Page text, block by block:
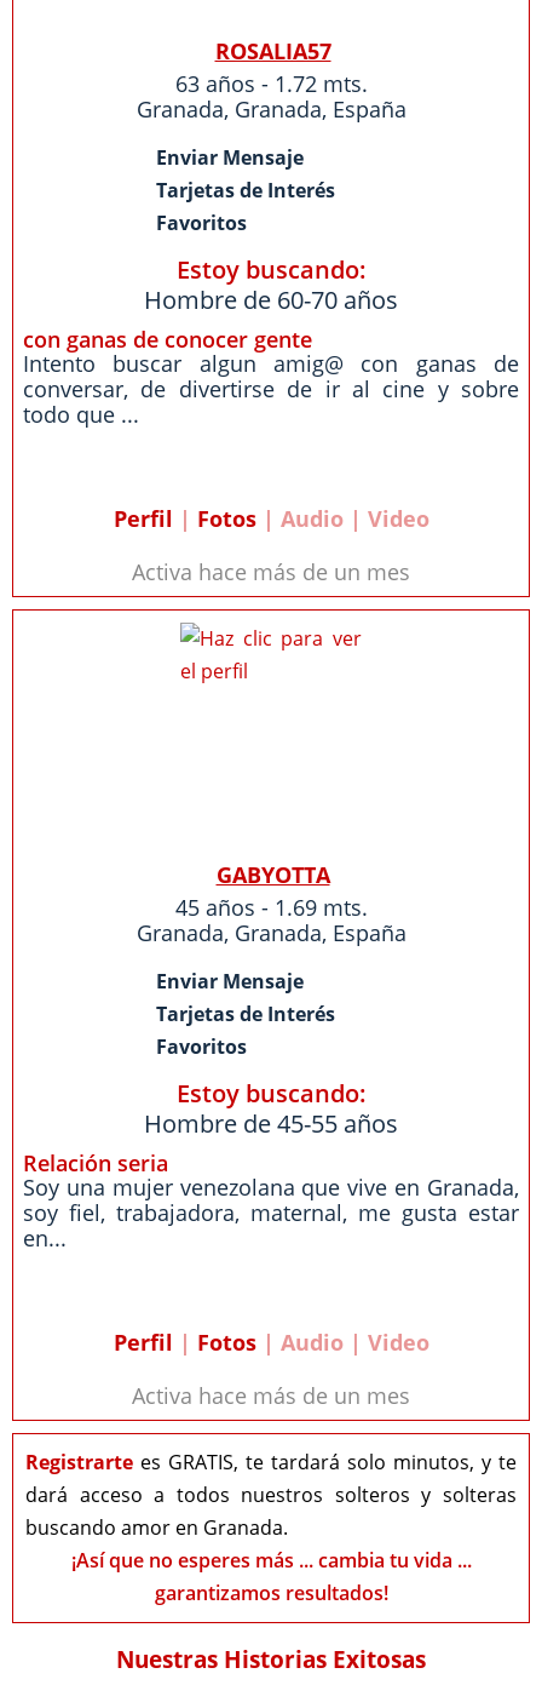
ROSALIA57
63 años - 1.72 mts.
Granada, Granada, España
Enviar Mensaje
Tarjetas de Interés
Favoritos
Estoy buscando:
Hombre de 60-70 años
con ganas de conocer gente
Intento buscar algun amig@ con ganas de
conversar, de divertirse de ir al cine y sobre
todo que ...
Perfil | Fotos| Audio | Video
Activa hace más de un mes
GABYOTTA
45 años - 1.69 mts.
Granada, Granada, España
Enviar Mensaje
Tarjetas de Interés
Favoritos
Estoy buscando:
Hombre de 45-55 años
Relación seria
Soy una mujer venezolana que vive en Granada,
soy fiel, trabajadora, maternal, me gusta estar
en...
Perfil | Fotos| Audio | Video
Activa hace más de un mes
Registrarte es GRATIS, te tardará solo minutos, y te
dará acceso a todos nuestros solteros y solteras
buscando amor en Granada.
¡Así que no esperes más ... cambia tu vida ...
garantizamos resultados!
Nuestras Historias Exitosas